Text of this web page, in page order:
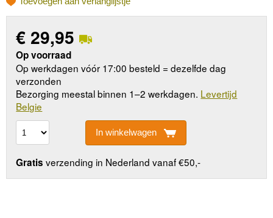
€ 29,95
Op voorraad
Op werkdagen vóór 17:00 besteld = dezelfde dag
verzonden
Bezorging meestal binnen 1–2 werkdagen. Levertijd
Belgie
In winkelwagen
Gratis verzending in Nederland vanaf €50,-